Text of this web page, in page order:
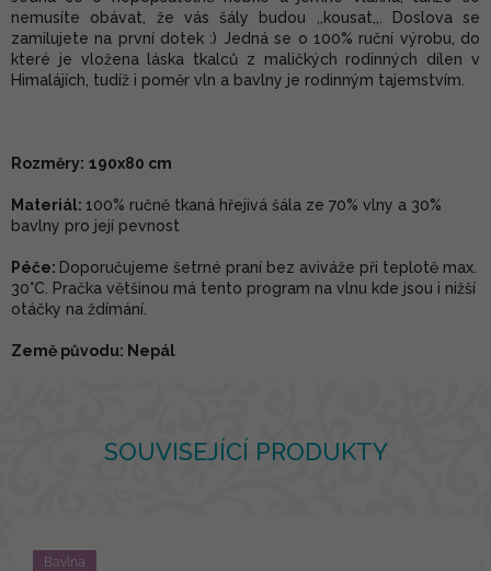
SOUVISEJÍCÍ PRODUKTY
Bavlna
nemusíte obávat, že vás šály budou ,,kousat,,. Doslova se
zamilujete na první dotek :) Jedná se o 100% ruční výrobu, do
které je vložena láska tkalců z maličkých rodinných dílen v
Himalájích, tudíž i poměr vln a bavlny je rodinným tajemstvím.
Rozměry: 190x80 cm
Materiál: 100% ručně tkaná hřejivá šála ze 70% vlny a 30%
bavlny pro její pevnost
Péče: Doporučujeme šetrné praní bez aviváže při teplotě max.
30°C. Pračka většinou má tento program na vlnu kde jsou i nižší
otáčky na ždímání.
Země původu: Nepál